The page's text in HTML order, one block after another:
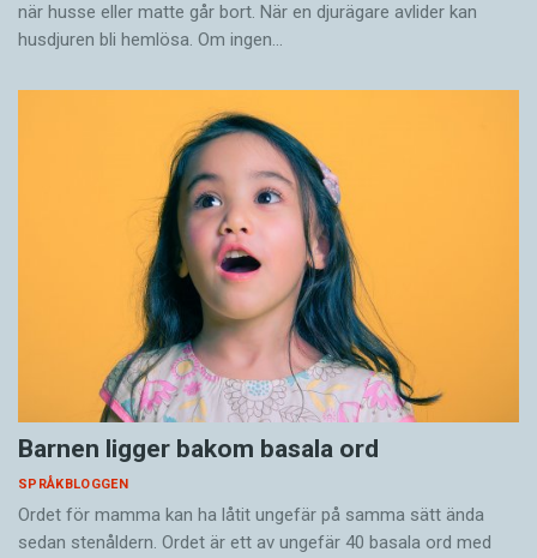
när husse eller matte går bort. När en djurägare avlider kan
husdjuren bli hemlösa. Om ingen…
Barnen ligger bakom basala ord
SPRÅKBLOGGEN
Ordet för mamma kan ha låtit ungefär på samma sätt ända
sedan stenåldern. Ordet är ett av ungefär 40 basala ord med